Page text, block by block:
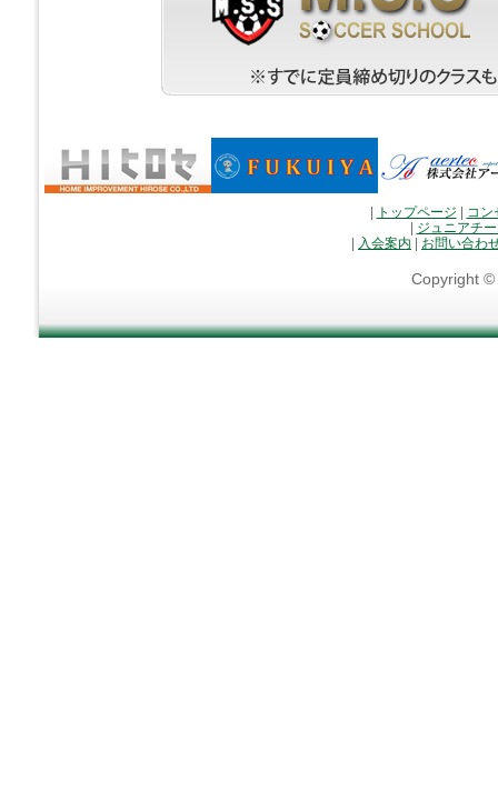
トップページ
コン
ジュニアチ
入会案内 お問い合わ
Copyright ©